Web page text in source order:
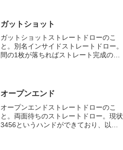
ガットショット
ガットショットストレートドローのこ
と。別名インサイドストレートドロー。
間の1枚が落ちればストレート完成の状
オープンエンド
オープンエンドストレートドローのこ
と。両面待ちのストレートドロー。現状
3456というハンドができており、以降